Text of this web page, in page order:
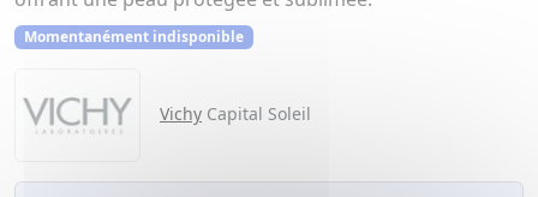
Momentanément indisponible
Vichy Capital Soleil